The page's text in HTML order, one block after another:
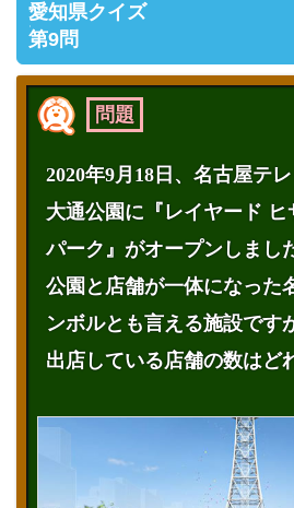
愛知県クイズ
第9問
問題
2020年9月18日、名古屋テ
大通公園に『レイヤード ヒ
パーク』がオープンしまし
公園と店舗が一体になった
ンボルとも言える施設です
出店している店舗の数はど